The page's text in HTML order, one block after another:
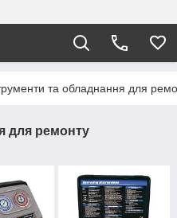
та обладнання для
для ремонту